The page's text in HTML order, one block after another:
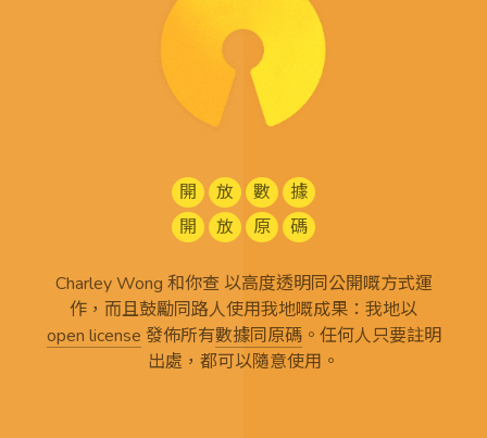
開 放 數
據
開
放 原 碼
Charley Wong 和你查 以高度透明同公開嘅方式運
作，而且鼓勵同路人使用我地嘅成果：我地以
open license 發佈所有數據同原碼。任何人只要註明
出處，都可以隨意使用。